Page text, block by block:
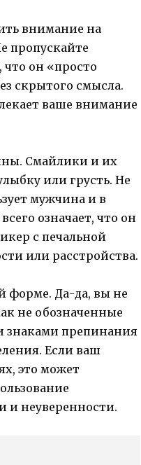
внимание на
пропускайте
он «просто
скрытого смысла.
ваше внимание
Смайлики и их
или грусть. Не
мужчина и в
означает, что он
с печальной
или расстройства.
форме. Да-да, вы не
не обозначенные
знаками препинания
Если ваш
это может
и неуверенности.